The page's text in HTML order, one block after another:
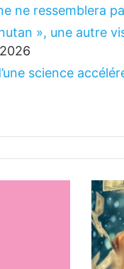
ne ressemblera
», une autre
science